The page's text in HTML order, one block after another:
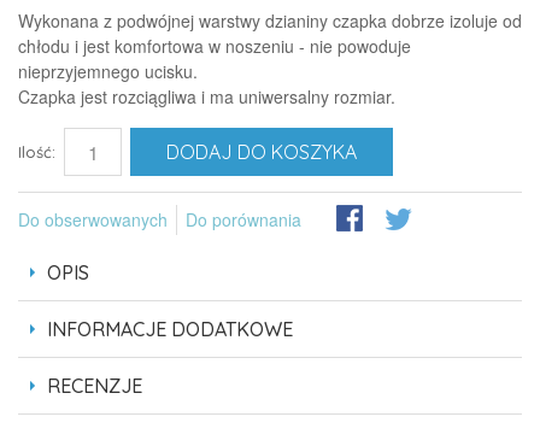
Wykonana z podwójnej warstwy dzianiny czapka dobrze izoluje od
chłodu i jest komfortowa w noszeniu - nie powoduje
nieprzyjemnego ucisku.
Czapka jest rozciągliwa i ma uniwersalny rozmiar.
Ilość: DODAJ DO KOSZYKA
Do obserwowanych Do porównania
OPIS
INFORMACJE DODATKOWE
RECENZJE